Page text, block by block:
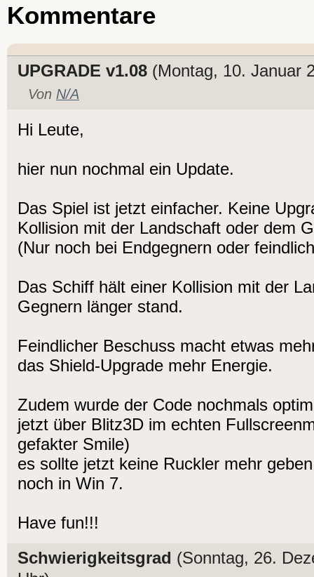
Kommentare
UPGRADE v1.08 (Montag, 10. Januar
Von N/A
Hi Leute,
hier nun nochmal ein Update.
Das Spiel ist jetzt einfacher. Keine
Kollision mit der Landschaft oder dem
(Nur noch bei Endgegnern oder
Das Schiff hält einer Kollision mit der
Gegnern länger stand.
Feindlicher Beschuss macht etwas
das Shield-Upgrade mehr Energie.
Zudem wurde der Code nochmals
jetzt über Blitz3D im echten
gefakter Smile)
es sollte jetzt keine Ruckler mehr
noch in Win 7.
Have fun!!!
Schwierigkeitsgrad (Sonntag, 26.